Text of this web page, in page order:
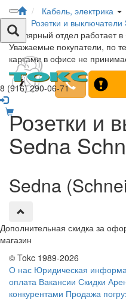
8 (916) 290-06-71
Кабель, электрика
Розетки и
Столярный отдел работает
Уважаемые покупатели, по
картами в офисе не
Розетки и
Sedna
Sedna
Дополнительная скидка за
магазин
© Tokc 1989-2026
О нас Юридическая
оплата Вакансии Скидки
конкурентами Продажа